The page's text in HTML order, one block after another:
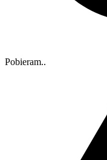
Pobieram..